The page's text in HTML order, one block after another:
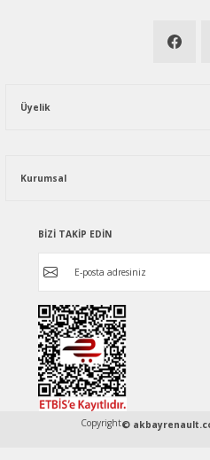
Üyelik
Kurumsal
BİZİ TAKİP EDİN
Copyright©